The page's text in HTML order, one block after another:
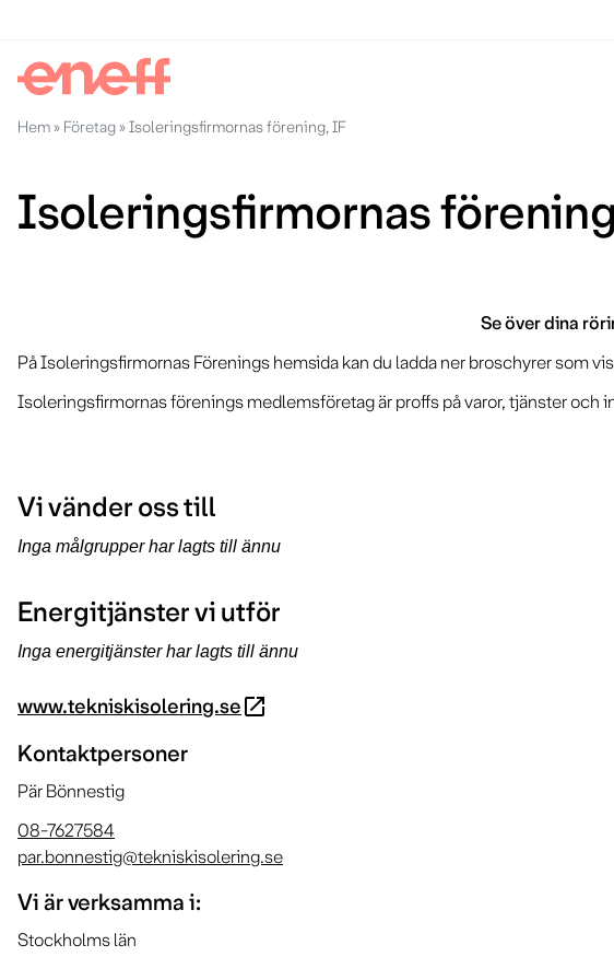
Hem» Företag»Isoleringsfirmornas förening, IF
Isoleringsfirmornas
Se över dina
På Isoleringsfirmornas Förenings hemsida kan du ladda ner broschyrer som
Isoleringsfirmornas förenings medlemsföretag är proffs på varor, tjänster
Vi vänder oss till
Inga målgrupper har lagts till ännu
Energitjänster vi utför
Inga energitjänster har lagts till ännu
www.tekniskisolering.seopen_in_new
Kontaktpersoner
Pär Bönnestig
08-7627584
par.bonnestig@tekniskisolering.se
Vi är verksamma i:
Stockholms län